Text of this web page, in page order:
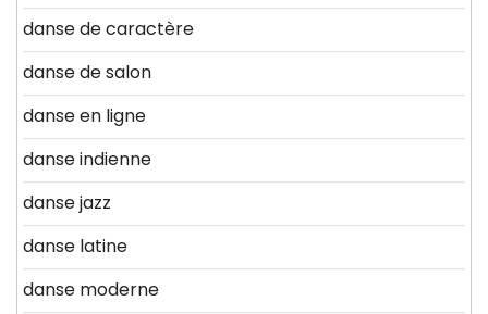
danse de caractère
danse de salon
danse en ligne
danse indienne
danse jazz
danse latine
danse moderne